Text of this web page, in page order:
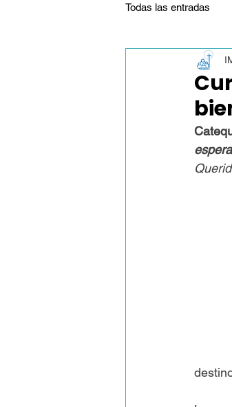
Todas las entradas
Pensamiento
Justicia Social